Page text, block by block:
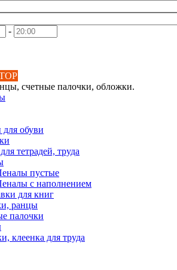
-
счетные палочки, обложки.
обуви
тетрадей, труда
пустые
с наполнением
для книг
ранцы
палочки
клеенка для труда